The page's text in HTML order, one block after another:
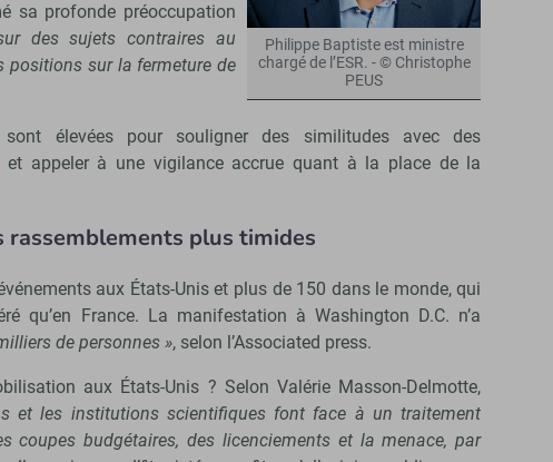
Philippe Baptiste est ministre
chargé de l’ESR. - © Christophe
PEUS
sa profonde préoccupation
des sujets contraires au
positions sur la fermeture de
élevées pour souligner des similitudes avec des
et appeler à une vigilance accrue quant à la place de la
rassemblements plus timides
aux États-Unis et plus de 150 dans le monde, qui
qu’en France. La manifestation à Washington D.C. n’a
de personnes », selon l’Associated press.
aux États-Unis ? Selon Valérie Masson-Delmotte,
et les institutions scientifiques font face à un traitement
coupes budgétaires, des licenciements et la menace, par